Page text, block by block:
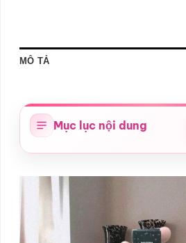
MÔ TẢ
Mục lục nội dung